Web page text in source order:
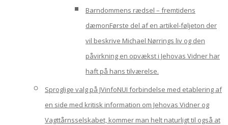
Barndommens rædsel – fremtidens
dæmonFørste del af en artikel-føljeton der
vil beskrive Michael Nørrings liv og den
påvirkning en opvækst i Jehovas Vidner har
haft på hans tilværelse.
Sproglige valg på JVinfoNUI forbindelse med etablering af
en side med kritisk information om Jehovas Vidner og
Vagttårnsselskabet, kommer man helt naturligt til også at